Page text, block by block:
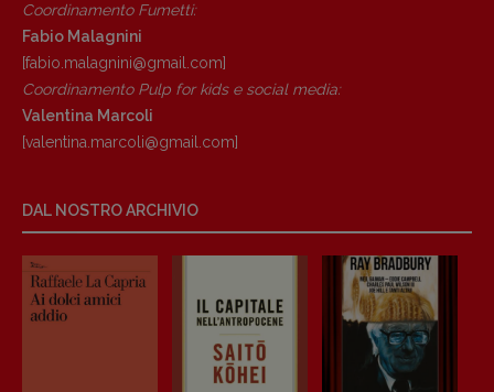
Coordinamento Fumetti:
Fabio Malagnini
[fabio.malagnini@gmail. com]
Coordinamento Pulp for kids e social media:
Valentina Marcoli
[valentina.marcoli@gmail. com]
DAL NOSTRO ARCHIVIO